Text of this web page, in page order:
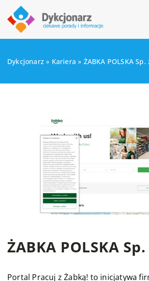
Dykcjonarz » Kariera » ŻABKA POLSKA Sp.
ŻABKA POLSKA
Portal Pracuj z Żabką! to inicjatywa